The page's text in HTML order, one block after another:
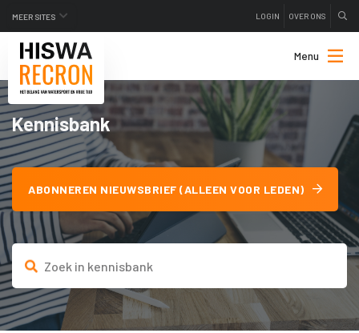
MEER SITES LOGIN OVER ONS
Menu
Kennisbank
ABONNEREN NIEUWSBRIEF (ALLEEN VOOR LEDEN)